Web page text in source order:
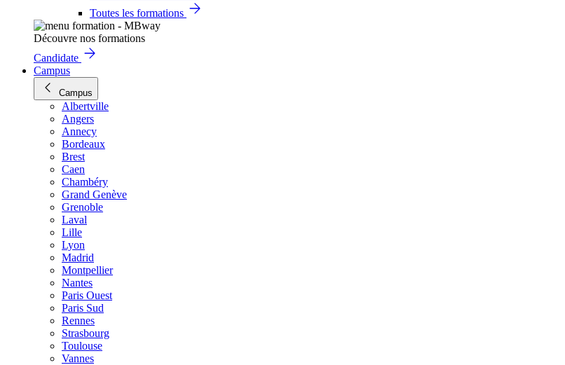
Toutes les formations
Découvre nos formations
Candidate
Campus
Campus
Albertville
Angers
Annecy
Bordeaux
Brest
Caen
Chambéry
Grand Genève
Grenoble
Laval
Lille
Lyon
Madrid
Montpellier
Nantes
Paris Ouest
Paris Sud
Rennes
Strasbourg
Toulouse
Vannes